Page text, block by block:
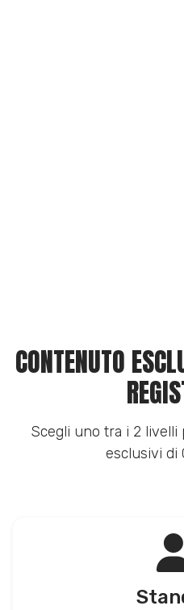
CONTENUTO
Scegli uno tra i 2
esclusivi di